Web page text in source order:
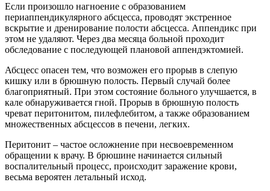
Если произошло нагноение с образованием
периаппендикулярного абсцесса, проводят экстренное
вскрытие и дренирование полости абсцесса. Аппендикс при
этом не удаляют. Через два месяца больной проходит
обследование с последующей плановой аппендэктомией.
Абсцесс опасен тем, что возможен его прорыв в слепую
кишку или в брюшную полость. Первый случай более
благоприятный. При этом состояние больного улучшается, в
кале обнаруживается гной. Прорыв в брюшную полость
чреват перитонитом, пилефлебитом, а также образованием
множественных абсцессов в печени, легких.
Перитонит – частое осложнение при несвоевременном
обращении к врачу. В брюшине начинается сильный
воспалительный процесс, происходит заражение крови,
весьма вероятен летальный исход.